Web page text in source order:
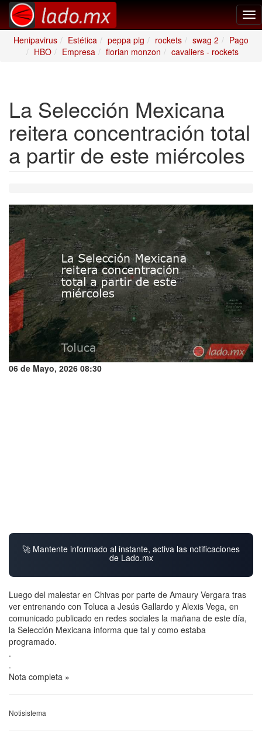
Henipavirus
Estética peppa pig rockets swag 2
Pago
HBO
Empresa florian monzon cavaliers - rockets
La Selección Mexicana
reitera concentración total
a partir de este miércoles
06 de Mayo, 2026 08:30
🚀 Mantente informado al instante, activa las notificaciones
de Lado.mx
Luego del malestar en Chivas por parte de Amaury Vergara tras
ver entrenando con Toluca a Jesús Gallardo y Alexis Vega, en
comunicado publicado en redes sociales la mañana de este día,
la Selección Mexicana informa que tal y como estaba
programado.
.
.
Nota completa »
Notisistema